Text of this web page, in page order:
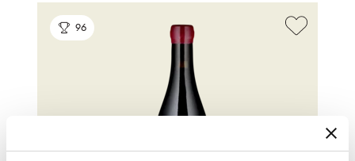
96